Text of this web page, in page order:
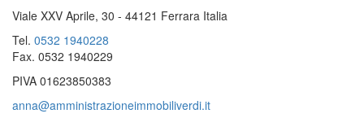
Viale XXV Aprile, 30 - 44121 Ferrara Italia
Tel. 0532 1940228
Fax. 0532 1940229
PIVA 01623850383
anna@amministrazioneimmobiliverdi.it